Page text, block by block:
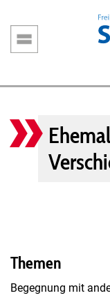
zum
Inhalt
Themen
Begegnung mit